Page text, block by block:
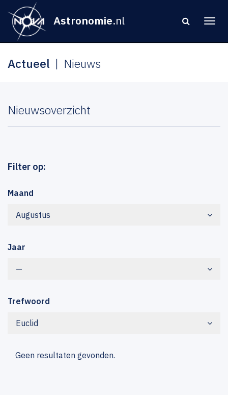
Astronomie.nl
Actueel Nieuws
Nieuwsoverzicht
Filter op:
Maand
Augustus
Jaar
—
Trefwoord
Euclid
Geen resultaten gevonden.